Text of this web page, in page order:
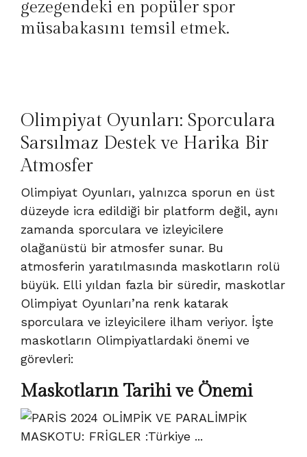
gezegendeki en popüler spor
müsabakasını temsil etmek.
Olimpiyat Oyunları: Sporculara
Sarsılmaz Destek ve Harika Bir
Atmosfer
Olimpiyat Oyunları, yalnızca sporun en üst
düzeyde icra edildiği bir platform değil, aynı
zamanda sporculara ve izleyicilere
olağanüstü bir atmosfer sunar. Bu
atmosferin yaratılmasında maskotların rolü
büyük. Elli yıldan fazla bir süredir, maskotlar
Olimpiyat Oyunları’na renk katarak
sporculara ve izleyicilere ilham veriyor. İşte
maskotların Olimpiyatlardaki önemi ve
görevleri:
Maskotların Tarihi ve Önemi